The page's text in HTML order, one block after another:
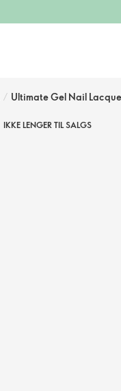
/ Ultimate Gel Nail
IKKE LENGER TIL SALGS